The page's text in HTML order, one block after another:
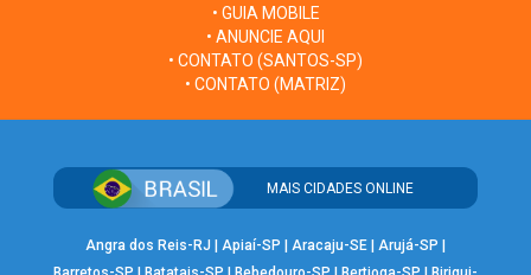
• GUIA MOBILE
• ANUNCIE AQUI
• CONTATO (SANTOS-SP)
• CONTATO (MATRIZ)
MAIS CIDADES ONLINE
Angra dos Reis-RJ | Apiaí-SP | Aracaju-SE| Arujá-SP |